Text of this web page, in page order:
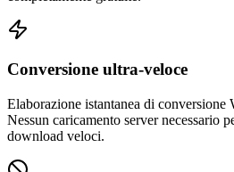
Conversione ultra-veloce
Elaborazione istantanea di conversione
Nessun caricamento server necessario
download veloci.